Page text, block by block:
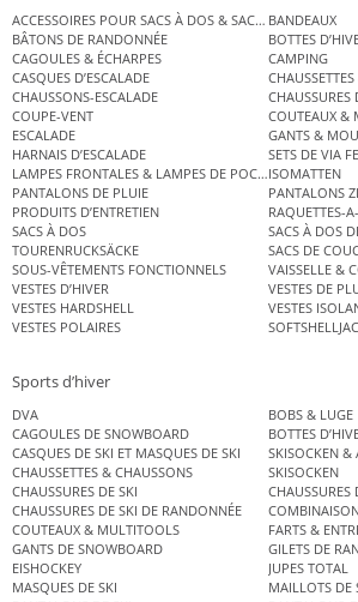
ACCESSOIRES POUR SACS À DOS & SACS ÉTANCHES
BANDEAUX
BÂTONS DE RANDONNÉE
BOTTES
CAGOULES & ÉCHARPES
CAMPING
CASQUES D’ESCALADE
CHAUSSONS-ESCALADE
CHAUSSURES
COUPE-VENT
COUTEAUX &
ESCALADE
GANTS &
HARNAIS D’ESCALADE
SETS DE VIA
LAMPES FRONTALES & LAMPES DE POCHEISOMATTEN
PANTALONS DE PLUIE
PANTALONS
PRODUITS D’ENTRETIEN
RAQUETTES-
SACS À DOS
SACS À DOS
TOURENRUCKSÄCKE
SACS DE
SOUS-VÊTEMENTS FONCTIONNELS
VAISSELLE &
VESTES D’HIVER
VESTES DE
VESTES HARDSHELL
VESTES
VESTES POLAIRES
Sports d’hiver
DVA
BOBS & LUGE
CAGOULES DE SNOWBOARD
BOTTES
CASQUES DE SKI ET MASQUES DE SKI
SKISOCKEN &
CHAUSSETTES & CHAUSSONS
SKISOCKEN
CHAUSSURES DE SKI
CHAUSSURES
CHAUSSURES DE SKI DE RANDONNÉE
COUTEAUX & MULTITOOLS
FARTS &
GANTS DE SNOWBOARD
GILETS DE
EISHOCKEY
JUPES TOTAL
MASQUES DE SKI
MAILLOTS DE